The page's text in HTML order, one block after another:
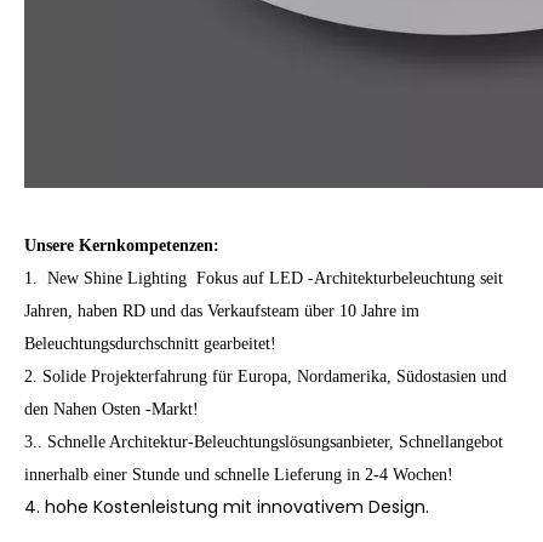
Unsere Kernkompetenzen:
1. New Shine Lighting Fokus auf LED -Architekturbeleuchtung seit
Jahren, haben RD und das Verkaufsteam über 10 Jahre im
Beleuchtungsdurchschnitt gearbeitet!
2. Solide Projekterfahrung für Europa, Nordamerika, Südostasien und
den Nahen Osten -Markt!
3.. Schnelle Architektur-Beleuchtungslösungsanbieter, Schnellangebot
innerhalb einer Stunde und schnelle Lieferung in 2-4 Wochen!
4. hohe Kostenleistung mit innovativem Design.